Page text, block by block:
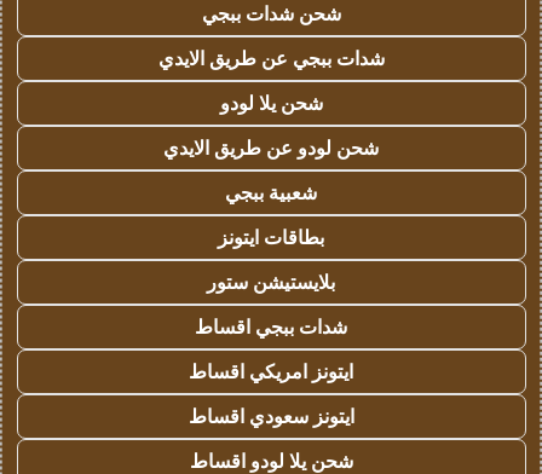
شحن شدات ببجي
شدات ببجي عن طريق الايدي
شحن يلا لودو
شحن لودو عن طريق الايدي
شعبية ببجي
بطاقات ايتونز
بلايستيشن ستور
شدات ببجي اقساط
ايتونز امريكي اقساط
ايتونز سعودي اقساط
شحن يلا لودو اقساط